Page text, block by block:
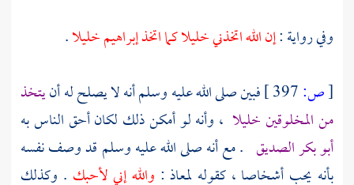
وفي رواية :إن الله اتخذني خليلا كما اتخذإبراهيمخليلا.
[ص: فبين صلى الله عليه وسلم أنه لا يصلح له أنيتخذ
من المخلوقين خليلا ، وأنه لو أمكن ذلك لكان أحق الناس به
أبو بكر الصديق . مع أنه صلى الله عليه وسلم قد وصف نفسه
بأنه يحب أشخاصا ، كقوله لمعاذ : والله إني لأحبك . وكذلك